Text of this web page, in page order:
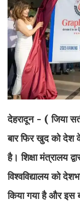
देहरादून - ( जिया
बार फिर खुद को देश के
है। शिक्षा मंत्रालय
विश्वविद्यालय को
किया गया है और इस